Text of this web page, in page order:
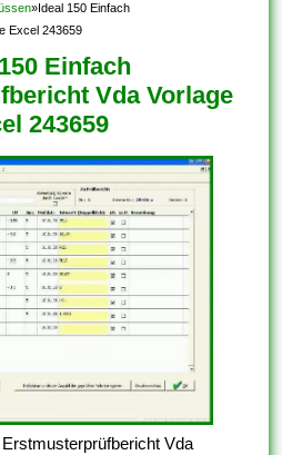
»Ideal 150 Einfach
Excel 243659
Einfach
Vda Vorlage
243659
Erstmusterprüfbericht Vda